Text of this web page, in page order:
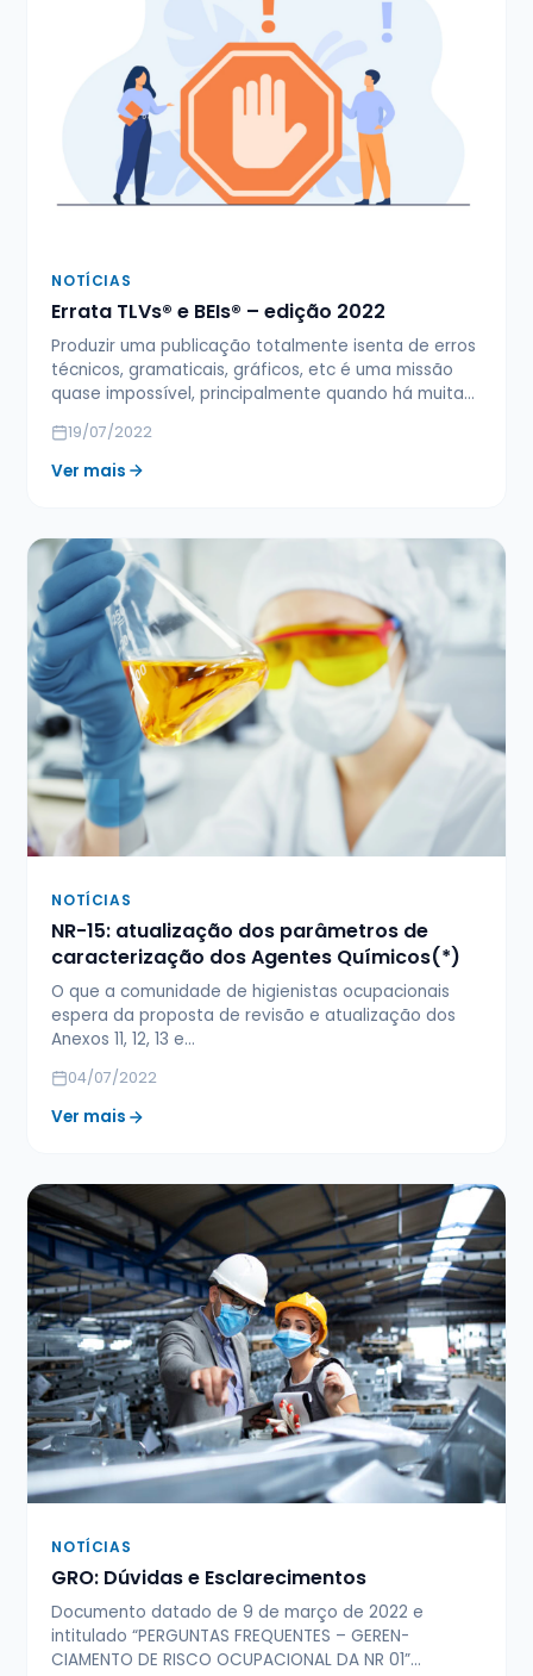
NOTÍCIAS
Errata TLVs® e BEIs® – edição 2022
Produzir uma publicação totalmente isenta de erros
técnicos, gramaticais, gráficos, etc é uma missão
quase impossível, principalmente quando há muita…
19/07/2022
Ver mais
NOTÍCIAS
NR-15: atualização dos parâmetros de
caracterização dos Agentes Químicos(*)
O que a comunidade de higienistas ocupacionais
espera da proposta de revisão e atualização dos
Anexos 11, 12, 13 e…
04/07/2022
Ver mais
NOTÍCIAS
GRO: Dúvidas e Esclarecimentos
Documento datado de 9 de março de 2022 e
intitulado “PERGUNTAS FREQUENTES – GEREN­
CIAMENTO DE RISCO OCUPACIONAL DA NR 01”…